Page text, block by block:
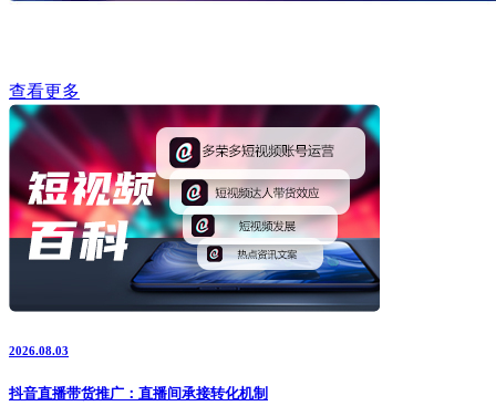
查看更多
2026.08.03
抖音直播带货推广：直播间承接转化机制